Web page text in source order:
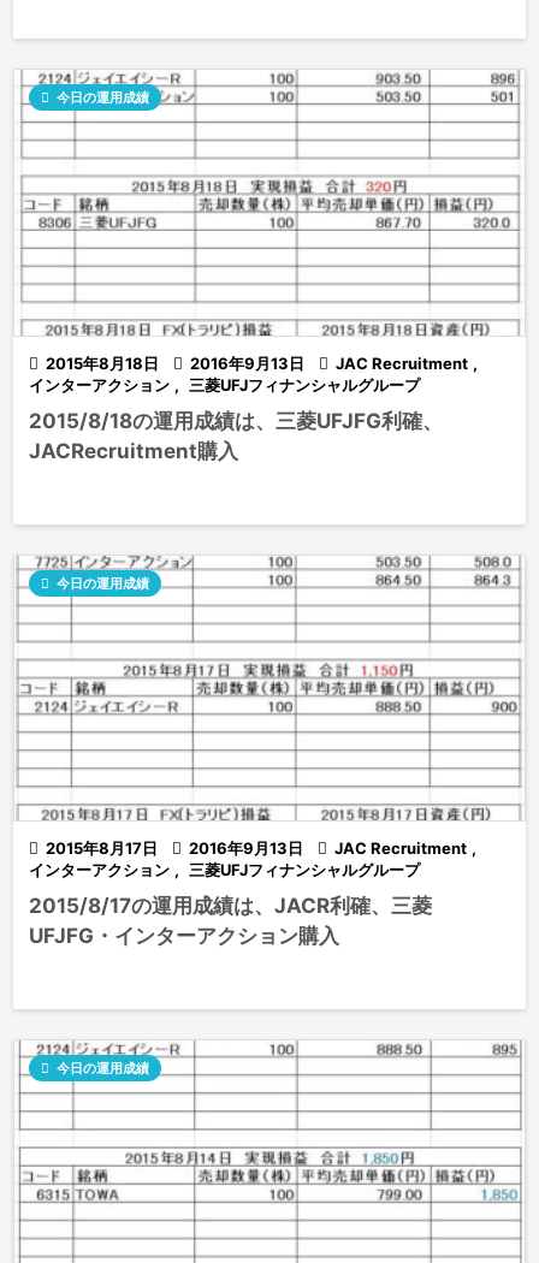
 2015年8月18日  2016年9月13日
 今日の運用成績
 JAC Recruitment ,
インターアクション , 三菱UFJフィナンシャルグループ
2015/8/18の運用成績は、三菱UFJFG利確、
JACRecruitment購入
 2015年8月17日  2016年9月13日
 今日の運用成績
 JAC Recruitment ,
インターアクション , 三菱UFJフィナンシャルグループ
2015/8/17の運用成績は、JACR利確、三菱
UFJFG・インターアクション購入
 今日の運用成績